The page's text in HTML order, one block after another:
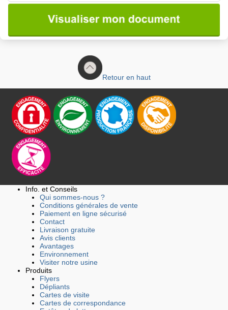
Retour en haut
Info. et Conseils
Qui sommes-nous ?
Conditions générales de vente
Paiement en ligne sécurisé
Contact
Livraison gratuite
Avis clients
Avantages
Environnement
Visiter notre usine
Produits
Flyers
Dépliants
Cartes de visite
Cartes de correspondance